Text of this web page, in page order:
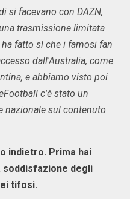
si facevano con DAZN,
trasmissione limitata
fatto sì che i famosi fan
dall'Australia, come
e abbiamo visto poi
c'è stato un
nazionale sul contenuto
indietro. Prima hai
soddisfazione degli
tifosi.